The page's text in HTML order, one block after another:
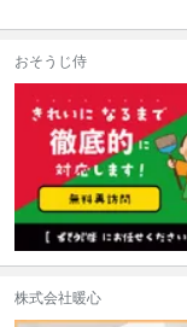
おそうじ侍
株式会社暖心